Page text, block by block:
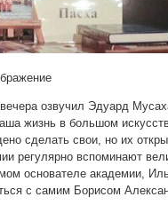
озвучил Эдуард
жизнь в большом
сделать свои, но их
регулярно вспоминают
основателе академии,
с самим Борисом